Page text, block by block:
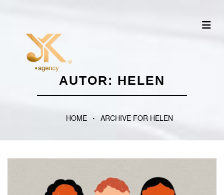
AUTOR: HELEN
HOME ARCHIVE FOR HELEN